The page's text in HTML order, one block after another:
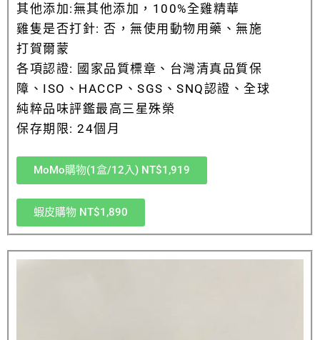
其他添加:無其他添加，100%全雞精華
雞隻是否打針: 否，無使用動物用藥、無施
打賀爾蒙
各項認證: 國家品質標章、台灣清真品質保
障、ISO、HACCP、SGS、SNQ認證、全球
純粹品味評鑑最高三星殊榮
保存期限: 24個月
MoMo購物(1盒/12入) NT$1,919
蝦皮購物 NT$1,890